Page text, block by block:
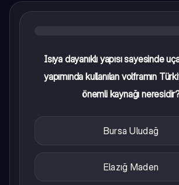
Isıya dayanıklı yapısı sayesinde
yapımında kullanılan volframın
önemli kaynağı
Bursa Uludağ
Elazığ Maden